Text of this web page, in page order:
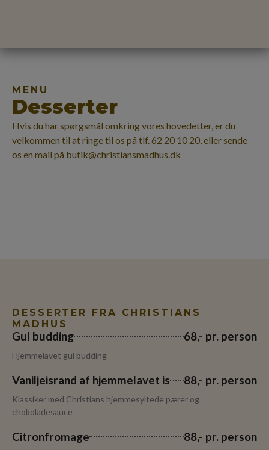
MENU
Desserter
Hvis du har spørgsmål omkring vores hovedetter, er du
velkommen til at ringe til os på tlf. 62 20 10 20, eller sende
os en mail på butik@christiansmadhus.dk
DESSERTER FRA CHRISTIANS
MADHUS
Gul budding 68,- pr. person
Hjemmelavet gul budding
Vaniljeisrand af hjemmelavet is 88,- pr. person
Klassiker med Christians hjemmesyltede pærer og
chokoladesauce
Citronfromage 88,- pr. person